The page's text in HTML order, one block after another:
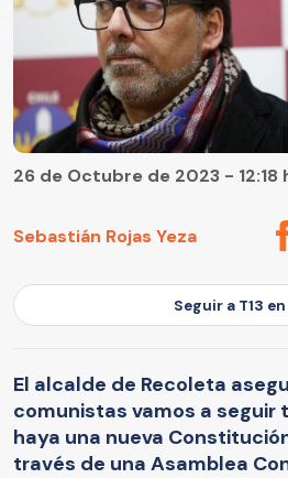
Sebastián Rojas Yeza
26 de Octubre de 2023 - 12:18
Seguir a T13 en
El alcalde de Recoleta
comunistas vamos a seguir
haya una nueva
través de una Asamblea